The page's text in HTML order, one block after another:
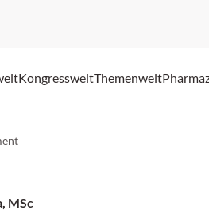
KongressweltThemenwelt
MSc